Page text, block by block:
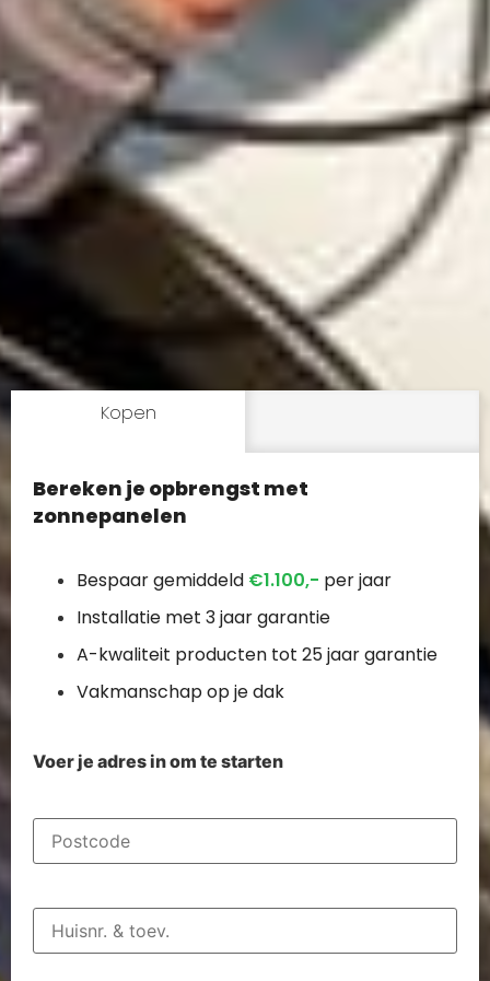
Kopen
Bereken je opbrengst met
zonnepanelen
Bespaar gemiddeld €1.100,- per jaar
Installatie met 3 jaar garantie
A-kwaliteit producten tot 25 jaar garantie
Vakmanschap op je dak
Voer je adres in om te starten
Postcode(Vereist)
Huisnummer
toev.